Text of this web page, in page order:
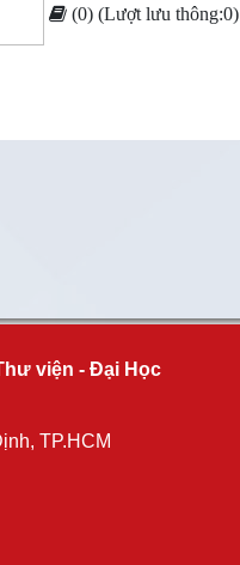
(0) (Lượt lưu thông:0)
viện - Đại Học
TP.HCM